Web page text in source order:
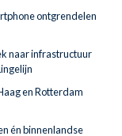
ontgrendelen
naar infrastructuur
en Rotterdam
én binnenlandse